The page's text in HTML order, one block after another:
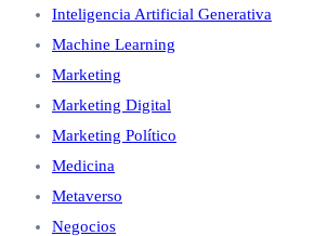
Inteligencia Artificial Generativa
Machine Learning
Marketing
Marketing Digital
Marketing Político
Medicina
Metaverso
Negocios